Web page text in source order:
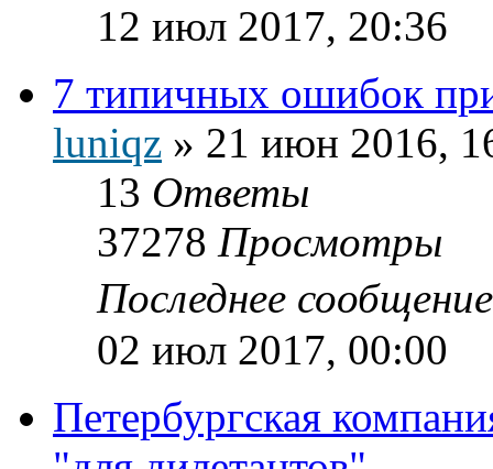
12 июл 2017, 20:36
7 типичных ошибок
luniqz » 21 июн 2016,
13 Ответы
37278 Просмотры
Последнее
02 июл 2017, 00:00
Петербургская